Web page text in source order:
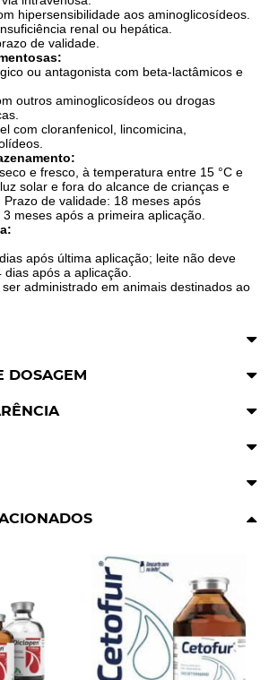
hipersensibilidade aos aminoglicosídeos.
renal ou hepática.
de validade.
ou antagonista com beta-lactâmicos e
outros aminoglicosídeos ou drogas
com cloranfenicol, lincomicina,
e fresco, à temperatura entre 15 °C e
solar e fora do alcance de crianças e
de validade: 18 meses após
meses após a primeira aplicação.
após última aplicação; leite não deve
após a aplicação.
ser administrado em animais destinados ao
DOSAGEM